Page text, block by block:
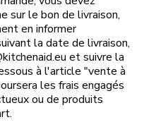
sur le bon de livraison,
en informer
la date de livraison,
et suivre la
à l'article "vente à
les frais engagés
ou de produits